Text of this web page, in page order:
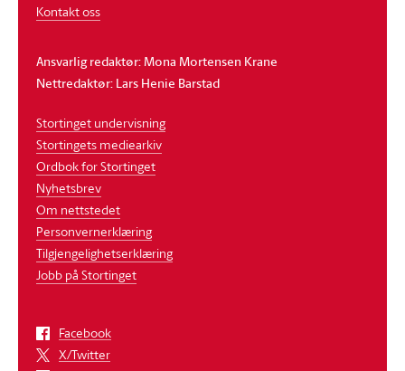
Kontakt oss
Ansvarlig redaktør: Mona Mortensen Krane
Nettredaktør: Lars Henie Barstad
Stortinget undervisning
Stortingets mediearkiv
Ordbok for Stortinget
Nyhetsbrev
Om nettstedet
Personvernerklæring
Tilgjengelighetserklæring
Jobb på Stortinget
Facebook
X/Twitter